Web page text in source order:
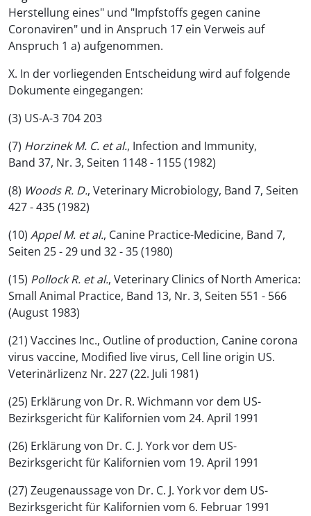
Herstellung eines" und "Impfstoffs gegen canine
Coronaviren" und in Anspruch 17 ein Verweis auf
Anspruch 1 a) aufgenommen.
X. In der vorliegenden Entscheidung wird auf folgende
Dokumente eingegangen:
(3) US-A-3 704 203
(7) Horzinek M. C. et al., Infection and Immunity,
Band 37, Nr. 3, Seiten 1148 - 1155 (1982)
(8) WoodsR. D., Veterinary Microbiology, Band 7, Seiten
427 - 435 (1982)
(10) Appel M. et al., Canine Practice-Medicine, Band 7,
Seiten 25 - 29 und 32 - 35 (1980)
(15) Pollock R. et al., Veterinary Clinics of North America:
Small Animal Practice, Band 13, Nr. 3, Seiten 551 - 566
(August 1983)
(21) Vaccines Inc., Outline of production, Canine corona
virus vaccine, Modified live virus, Cell line origin US.
Veterinärlizenz Nr. 227 (22. Juli 1981)
(25) Erklärung von Dr. R. Wichmann vor dem US-
Bezirksgericht für Kalifornien vom 24. April 1991
(26) Erklärung von Dr. C. J. York vor dem US-
Bezirksgericht für Kalifornien vom 19. April 1991
(27) Zeugenaussage von Dr. C. J. York vor dem US-
Bezirksgericht für Kalifornien vom 6. Februar 1991